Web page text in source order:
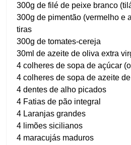
300g de filé de peixe branco
300g de pimentão (vermelho e
tiras
300g de tomates-cereja
30ml de azeite de oliva extra
4 colheres de sopa de açúcar
4 colheres de sopa de azeite
4 dentes de alho picados
4 Fatias de pão integral
4 Laranjas grandes
4 limões sicilianos
4 maracujás maduros